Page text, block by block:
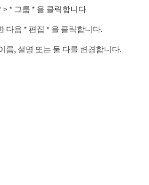
* 그룹 * 을 클릭합니다.
다음 * 편집 * 을 클릭합니다.
름, 설명 또는 둘 다를 변경합니다.